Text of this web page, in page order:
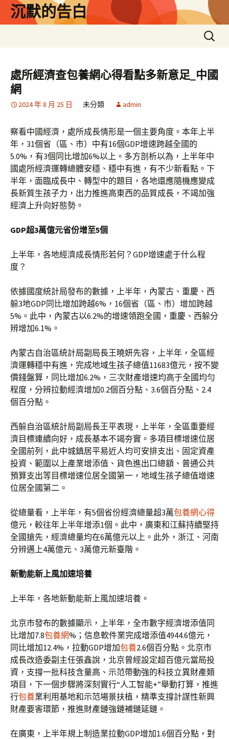
沉默的告白
搜
尋
鍵
字:
處所經濟查包養網心得看點多新意足_中國
網
2024 年 8 月 25 日 未分類 admin
察看中國經濟，處所成長情形是一個主要角度。本年上半
年，31個省（區、市）中有16個GDP增速跨越全國的
5.0%，有3個同比增加6%以上。多方剖析以為，上半年中
國處所經濟運轉總體安穩、穩中有進，有不少新看點。下
半年，面臨成長中、轉型中的題目，各地還應隨機應變成
長新質生孩子力，出力推進高東西的品質成長，不竭加強
經濟上升向好態勢。
GDP超3萬億元省份增至5個
上半年，各地經濟成長情形若何？GDP增速處于什么程
度？
依據國度統計局發布的數據，上半年，內蒙古、重慶、西
躲3地GDP同比增加跨越6%，16個省（區、市）增加跨越
5%。此中，內蒙古以6.2%的增速領跑全國，重慶、西躲分
辨增加6.1%。
內蒙古自治區統計局副局長王曉妍先容，上半年，全區經
濟運轉穩中有進，完成地域生孩子總值11683億元，按不變
價錢盤算，同比增加6.2%，三次財產增速均高于全國均勻
程度，分辨拉動經濟增加0.2個百分點、3.6個百分點、2.4
個百分點。
西躲自治區統計局副局長王平表現，上半年，全區重要經
濟目標連續向好，成長基本不竭夯實。多項目標增速位居
全國前列，此中城鎮居平易近人均可安排支出、固定資產
投資、範圍以上產業增添值、貨色進出口總額、普通公共
預算支出等目標增速位居全國第一，地域生孩子總值增速
位居全國第二。
從總量看，上半年，有5個省份經濟總量超3萬包養網心得
億元，較往年上半年增添1個。此中，廣東和江蘇持續堅持
全國搶先，經濟總量均在6萬億元以上。此外，浙江、河南
分辨邁上4萬億元、3萬億元新臺階。
新動能新上風加速培養
上半年，各地新動能新上風加速培養。
北京市發布的數據顯示，上半年，全市數字經濟增添值同
比增加7.8包養網%；信息軟件業完成增添值4944.6億元，
同比增加12.4%，拉動GDP增加包養2.6個百分點。北京市
成長改造委副主任張鑫說，北京曾經設定超百億元當局投
資，支撐一批科技含量高、示范帶動強的科技立異財產類
項目，下一個步驟將深刻實行“人工智能+”舉動打算，推進
行包養業利用基地和示范場景扶植，精準支撐計謀性新興
財產要害環節，推進財產鏈強鏈補鏈延鏈。
在廣東，上半年規上制造業拉動GDP增加1.6個百分點，對